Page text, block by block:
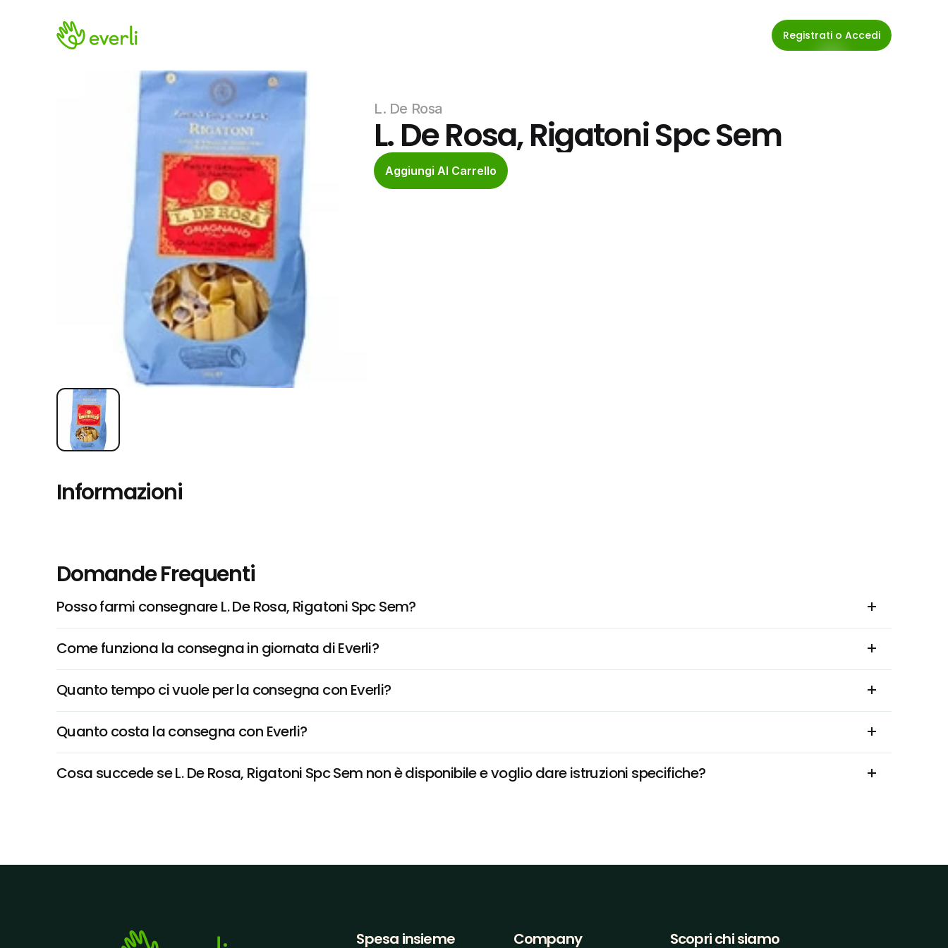
Registrati o Accedi
L. De Rosa
L. De Rosa, Rigatoni Spc Sem
Aggiungi Al Carrello
Informazioni
Domande Frequenti
Posso farmi consegnare L. De Rosa, Rigatoni Spc Sem?
Come funziona la consegna in giornata di Everli?
Quanto tempo ci vuole per la consegna con Everli?
Quanto costa la consegna con Everli?
Cosa succede se L. De Rosa, Rigatoni Spc Sem non è disponibile e voglio dare istruzioni specifiche?
Spesa insieme Company Scopri chi siamo